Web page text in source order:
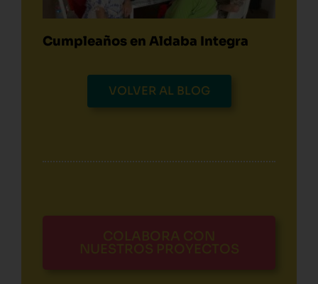
Cumpleaños en Aldaba Integra
VOLVER AL BLOG
COLABORA CON
NUESTROS PROYECTOS